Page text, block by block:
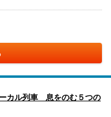
ーカル列車 息をのむ５つの